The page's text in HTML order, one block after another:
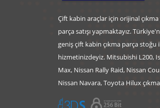
Çift kabin araçlar için orijinal
parça satışı yapmaktayız.
geniş çift kabin çıkma parça stoğu
hizmetinizdeyiz. Mitsubishi L200,
Max, Nissan Rally Raid, Nissan
Nissan Navara, Toyota Hilux